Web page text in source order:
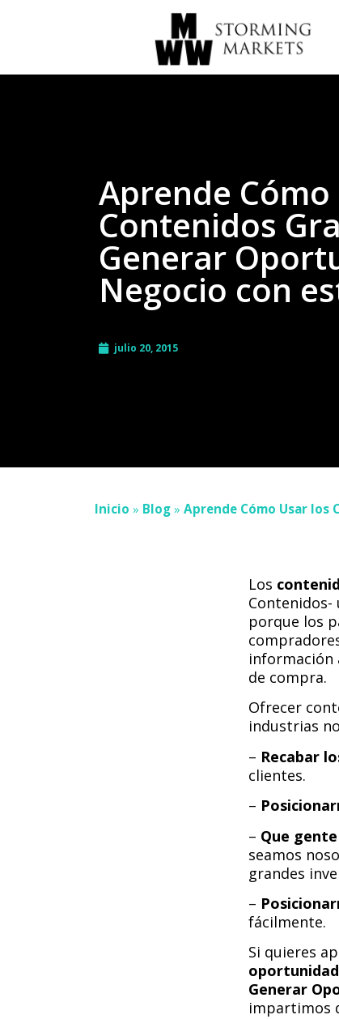
Aprende
Contenidos
Generar
Negocio con
julio 20, 2015
Inicio » Blog » Aprende Cómo Usar
Los
porque los
información
de compra.
Ofrecer
industrias
– Recabar
clientes.
–
– Que
seamos
grandes
–
fácilmente.
Si quieres
Generar
impartimos